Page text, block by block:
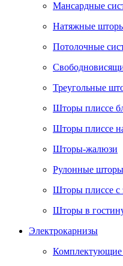
Мансардные
Натяжные
Потолочные
Треугольные
Шторы плиссе
Шторы плиссе
Шторы-жалюзи
Рулонные шторы
Шторы плиссе с
Шторы в
Электрокарнизы
Комплектующие